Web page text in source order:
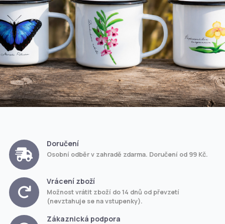
Doručení
Osobní odběr v zahradě zdarma. Doručení od 99 Kč.
Vrácení zboží
Možnost vrátit zboží do 14 dnů od převzetí
(nevztahuje se na vstupenky).
Zákaznická podpora